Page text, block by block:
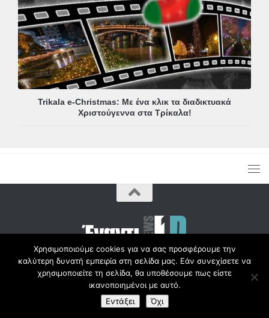
Trikala e-Christmas: Με ένα κλικ τα διαδικτυακά
Χριστούγεννα στα Τρίκαλα!
Copyright © Radio1d.gr 2012-2017 |
Χρησιμοποιούμε cookies για να σας προσφέρουμε την
καλύτερη δυνατή εμπειρία στη σελίδα μας. Εάν συνεχίσετε να
χρησιμοποιείτε τη σελίδα, θα υποθέσουμε πως είστε
ικανοποιημένοι με αυτό.
Εντάξει
Όχι